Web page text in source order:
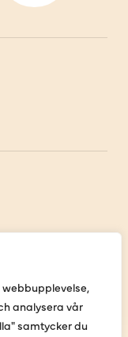
analysera vår
samtycker du